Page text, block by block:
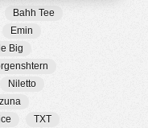
Bahh Tee
Emin
Big
Niletto
TXT